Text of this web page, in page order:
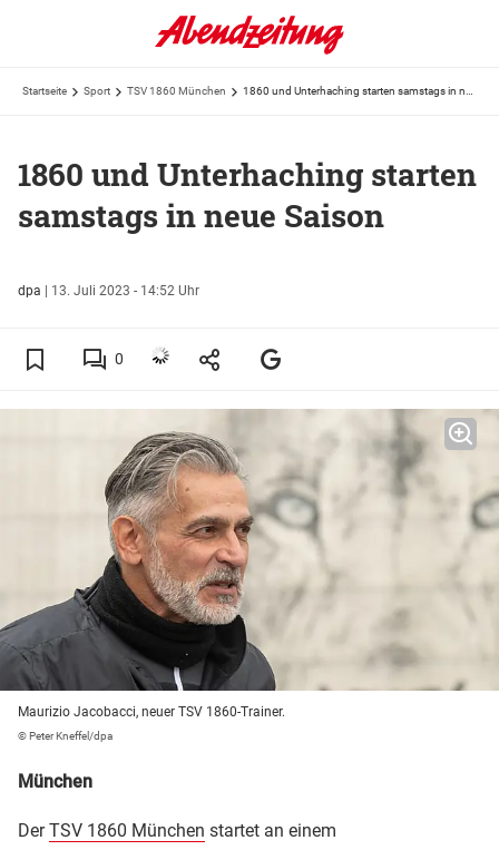
Startseite Sport TSV 1860 München
1860 und Unterhaching starten
samstags in neue Saison
dpa | 13. Juli 2023 - 14:52 Uhr
0
Maurizio Jacobacci, neuer TSV 1860-Trainer.
© Peter Kneffel/dpa
München
DerTSV 1860 München startet an einem